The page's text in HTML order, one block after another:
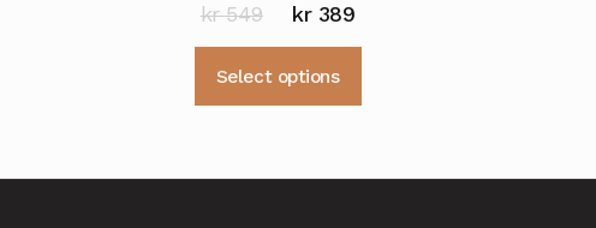
kr549
Opprinnelig
pris
var:
kr389Nåværende
pris
Select options
varianter.